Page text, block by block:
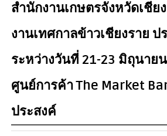
สำนักงานเกษตรจังหวัดเชีย
งานเทศกาลข้าวเชียงราย ป
ระหว่างวันที่ 21-23 มิถุนาย
ศูนย์การค้า The Market
ประสงค์